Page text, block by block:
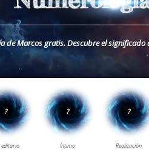
de Marcos gratis. Descubre el